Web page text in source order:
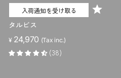
入荷通知を受け取る
タルビス
¥ 24,970 (Tax inc.)
(38)